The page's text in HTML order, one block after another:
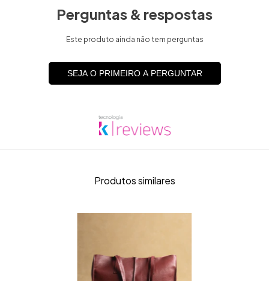
Perguntas & respostas
Este produto ainda não tem perguntas
SEJA O PRIMEIRO A PERGUNTAR
Produtos similares